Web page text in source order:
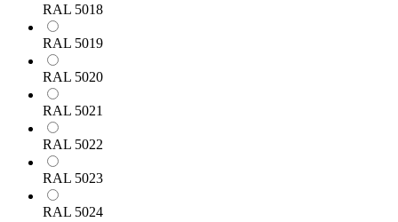
RAL 5018
RAL 5019
RAL 5020
RAL 5021
RAL 5022
RAL 5023
RAL 5024